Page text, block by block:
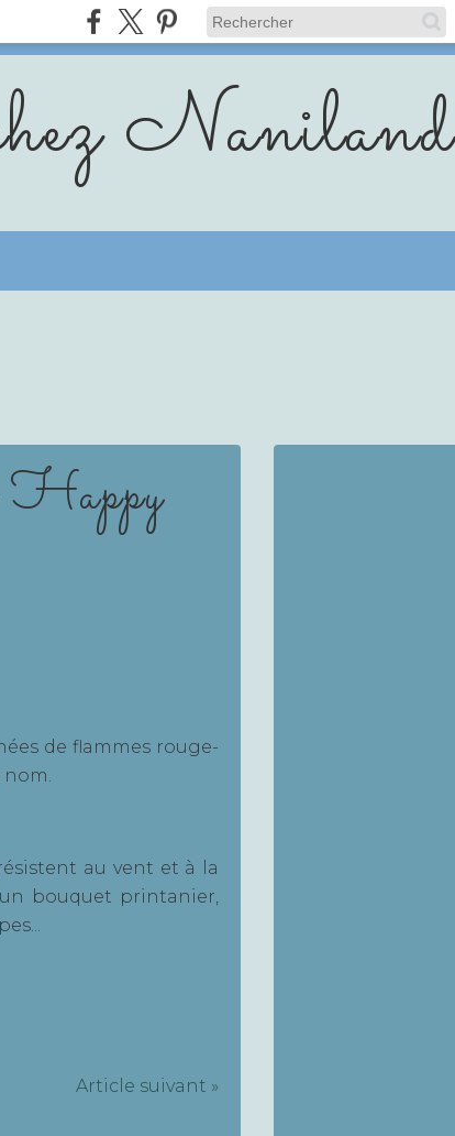
Naniland
de flammes rouge-
nom.
au vent et à la
bouquet printanier,
Article suivant »